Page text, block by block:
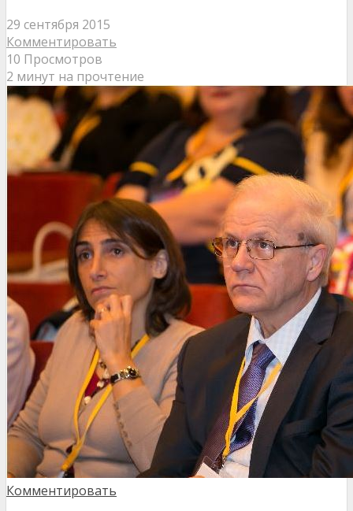
29 сентября 2015
Комментировать
10 Просмотров
2 минут на прочтение
Комментировать